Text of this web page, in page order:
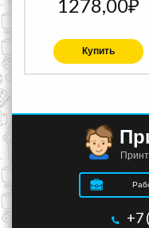
1278,00₽
Купить
+7